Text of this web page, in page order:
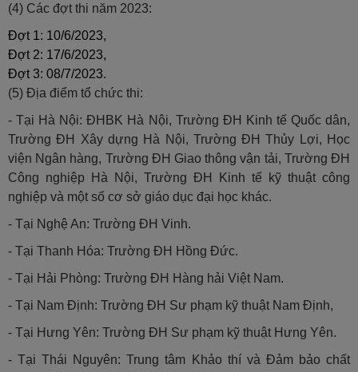
(4) Các đợt thi năm 2023:
Đợt 1: 10/6/2023,
Đợt 2: 17/6/2023,
Đợt 3: 08/7/2023.
(5) Địa điểm tổ chức thi:
- Tại Hà Nội: ĐHBK Hà Nội, Trường ĐH Kinh tế Quốc dân,
Trường ĐH Xây dựng Hà Nội, Trường ĐH Thủy Lợi, Học
viện Ngân hàng, Trường ĐH Giao thông vận tải, Trường ĐH
Công nghiệp Hà Nội, Trường ĐH Kinh tế kỹ thuật công
nghiệp và một số cơ sở giáo dục đại học khác.
- Tại Nghệ An: Trường ĐH Vinh.
- Tại Thanh Hóa: Trường ĐH Hồng Đức.
- Tại Hải Phòng: Trường ĐH Hàng hải Việt Nam.
- Tại Nam Định: Trường ĐH Sư phạm kỹ thuật Nam Định,
- Tại Hưng Yên: Trường ĐH Sư phạm kỹ thuật Hưng Yên.
- Tại Thái Nguyên: Trung tâm Khảo thí và Đảm bảo chất